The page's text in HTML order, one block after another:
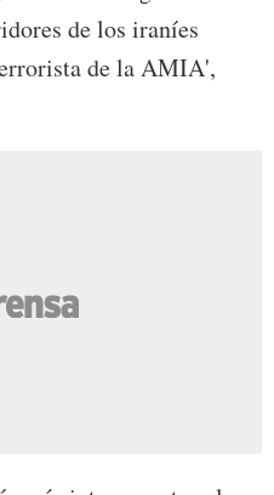
de los iraníes
de la AMIA',